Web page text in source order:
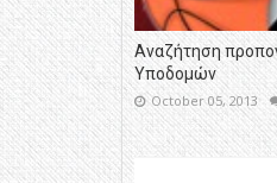
Αναζήτηση
Υποδομών
October 05, 2013